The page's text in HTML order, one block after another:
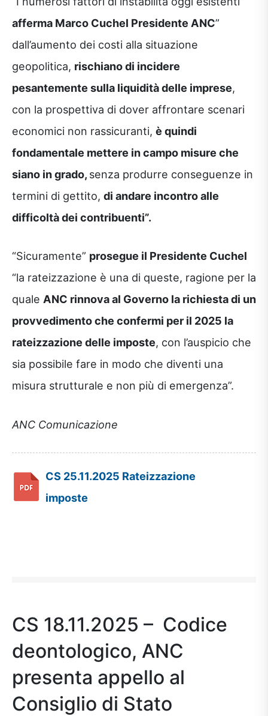
afferma Marco Cuchel Presidente ANC”
dall’aumento dei costi alla situazione
geopolitica, rischiano di incidere
pesantemente sulla liquidità delle imprese,
con la prospettiva di dover affrontare scenari
economici non rassicuranti, è quindi
fondamentale mettere in campo misure che
siano in grado, senza produrre conseguenze in
termini di gettito, di andare incontro alle
difficoltà dei contribuenti”.
“Sicuramente” prosegue il Presidente Cuchel
“la rateizzazione è una di queste, ragione per la
quale ANC rinnova al Governo la richiesta di un
provvedimento che confermi per il 2025 la
rateizzazione delle imposte, con l’auspicio che
sia possibile fare in modo che diventi una
misura strutturale e non più di emergenza”.
ANC Comunicazione
CS 25.11.2025 Rateizzazione
imposte
CS 18.11.2025 – Codice
deontologico, ANC
presenta appello al
Consiglio di Stato